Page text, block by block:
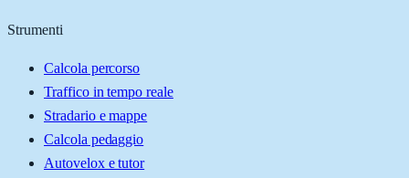
Strumenti
Calcola percorso
Traffico in tempo reale
Stradario e mappe
Calcola pedaggio
Autovelox e tutor